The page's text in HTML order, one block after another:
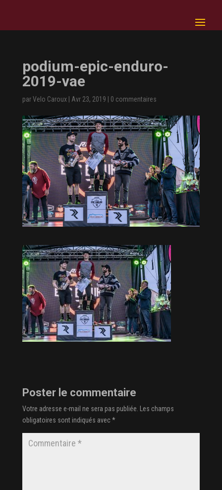
podium-epic-enduro-
2019-vae
parVelo Caroux| Avr 23, 2019 0 commentaires
Poster le commentaire
Votre adresse e-mail ne sera pas publiée.
Les champs
obligatoires sont indiqués avec*